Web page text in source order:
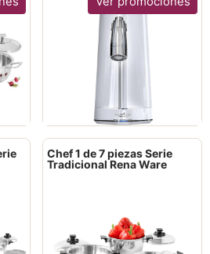
Chef 1 de 7 piezas Serie
Tradicional Rena Ware